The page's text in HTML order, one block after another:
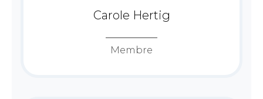
Carole Hertig
Membre